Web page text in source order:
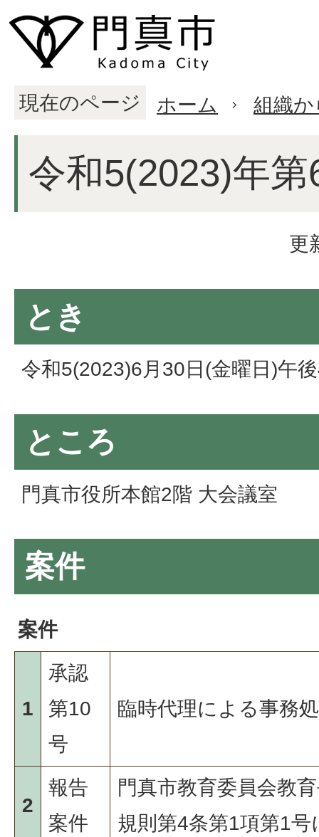
現在のページ ホーム 組織
令和5(2023)年
更
とき
令和5(2023)6月30日(金曜日)午
ところ
門真市役所本館2階 大会議室
案件
案件
1
承認
第10
号
臨時代理による事務
2
報告
案件
門真市教育委員会教
規則第4条第1項第1号